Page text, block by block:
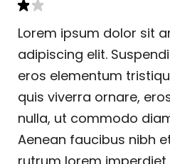
Lorem ipsum dolor sit
adipiscing elit.
eros elementum
quis viverra ornare,
nulla, ut commodo
Aenean faucibus nibh